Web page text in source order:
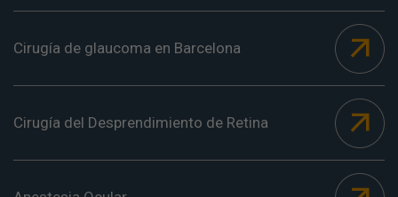
Cirugía de glaucoma en Barcelona
Cirugía del Desprendimiento de Retina